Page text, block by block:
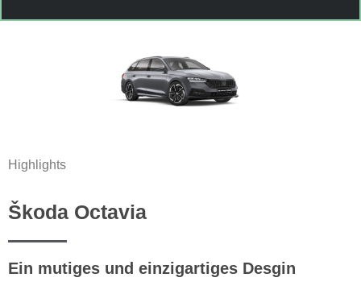
Highlights
Škoda Octavia
Ein mutiges und einzigartiges Desgin